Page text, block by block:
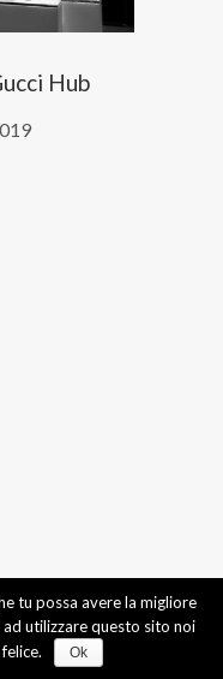
Hub
tu possa avere la migliore
utilizzare questo sito noi
Ok